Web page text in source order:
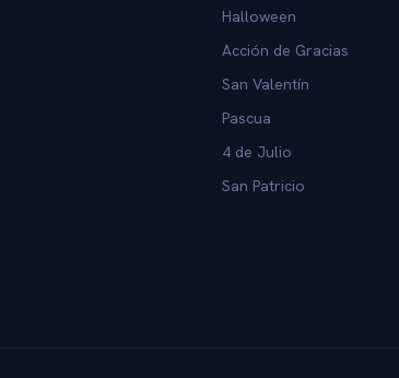
Halloween
Acción de Gracias
San Valentín
Pascua
4 de Julio
San Patricio